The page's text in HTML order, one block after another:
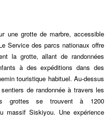
une grotte de marbre, accessible
Service des parcs nationaux offre
la grotte, allant de randonnées
à des expéditions dans des
touristique habituel. Au-dessus
de randonnéeà travers les
grottes se trouvent à 1200
massifSiskiyou. Une expérience